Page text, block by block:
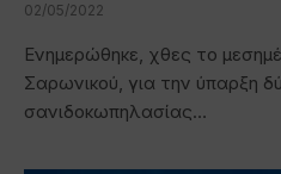
02/05/2022
Ενημερώθηκε, χθες το
Σαρωνικού, για την ύπαρξη
σανιδοκωπηλασίας…